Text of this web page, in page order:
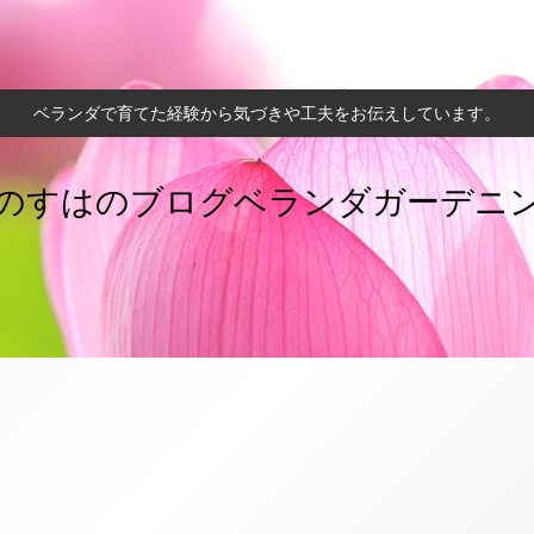
ベランダで育てた経験から気づきや工夫をお伝えしています。
すはのブログベランダガーデニ